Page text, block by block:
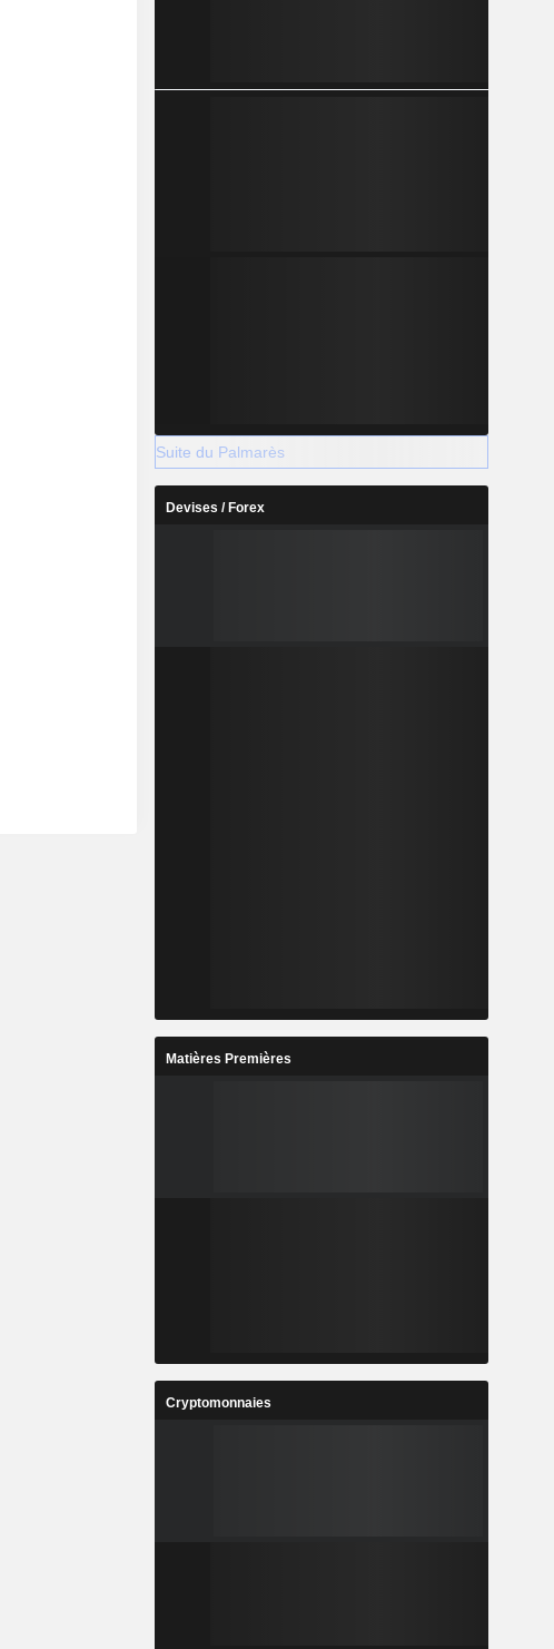
Suite du Palmarès
Devises / Forex
Matières Premières
Cryptomonnaies